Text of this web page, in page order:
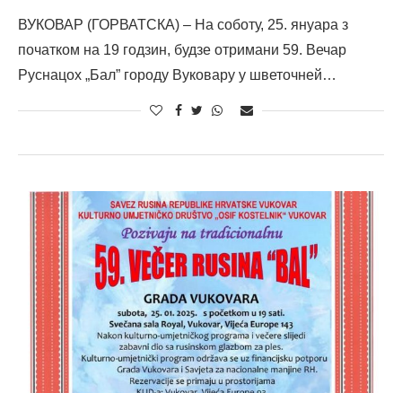
ВУКОВАР (ГОРВАТСКА) – На соботу, 25. януара з
початком на 19 годзин, будзе отримани 59. Вечар
Руснацох „Бал” городу Вуковару у шветочней…